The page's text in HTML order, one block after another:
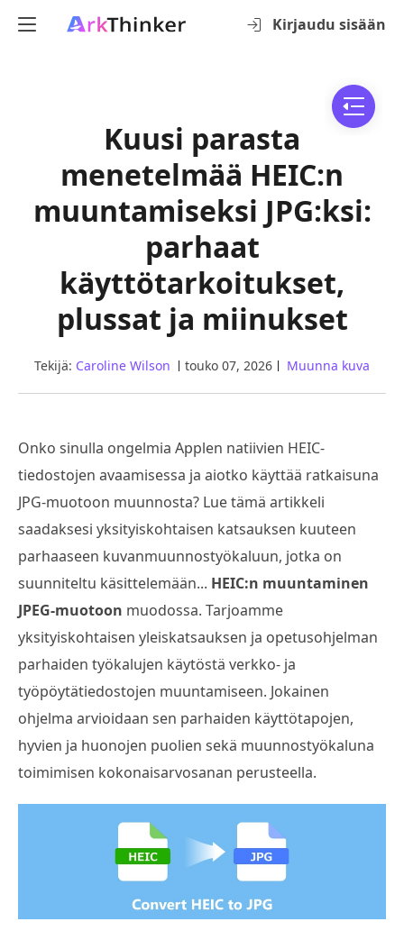
Kirjaudu sisään
Kuusi parasta
menetelmää HEIC:n
muuntamiseksi JPG:ksi:
parhaat
käyttötarkoitukset,
plussat ja miinukset
Tekijä: Caroline Wilson touko 07, 2026 Muunna kuva
Onko sinulla ongelmia Applen natiivien HEIC-
tiedostojen avaamisessa ja aiotko käyttää ratkaisuna
JPG-muotoon muunnosta? Lue tämä artikkeli
saadaksesi yksityiskohtaisen katsauksen kuuteen
parhaaseen kuvanmuunnostyökaluun, jotka on
suunniteltu käsittelemään... HEIC:n muuntaminen
JPEG-muotoon muodossa. Tarjoamme
yksityiskohtaisen yleiskatsauksen ja opetusohjelman
parhaiden työkalujen käytöstä verkko- ja
työpöytätiedostojen muuntamiseen. Jokainen
ohjelma arvioidaan sen parhaiden käyttötapojen,
hyvien ja huonojen puolien sekä muunnostyökaluna
toimimisen kokonaisarvosanan perusteella.